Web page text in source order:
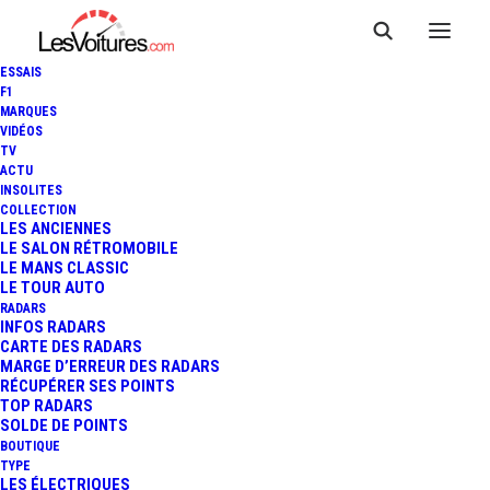
ESSAIS
F1
MARQUES
VIDÉOS
TV
ACTU
INSOLITES
COLLECTION
LES ANCIENNES
LE SALON RÉTROMOBILE
LE MANS CLASSIC
LE TOUR AUTO
RADARS
INFOS RADARS
CARTE DES RADARS
MARGE D’ERREUR DES RADARS
RÉCUPÉRER SES POINTS
TOP RADARS
SOLDE DE POINTS
BOUTIQUE
TYPE
LES ÉLECTRIQUES
9 juillet 2013
VIDÉO : JET PRIVÉ VS